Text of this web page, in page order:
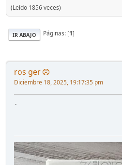
(Leído 1856 veces)
IR ABAJO Páginas: [1]
ros ger
Diciembre 18, 2025, 19:17:35 pm
.